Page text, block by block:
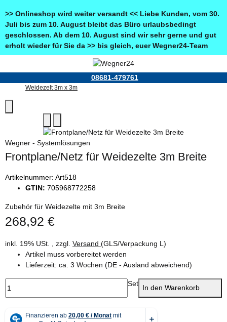
>> Onlineshop wird weiter versandt << Liebe Kunden, vom 30.
Juli bis zum 10. August bleibt das Büro urlaubsbedingt
geschlossen. Ab dem 10. August sind wir sehr gerne und gut
erholt wieder für Sie da >> bis gleich, euer Wegner24-Team
08681-479761
Weidezelt 3m x 3m
Wegner - Systemlösungen
Frontplane/Netz für Weidezelte 3m Breite
Artikelnummer: Art518
GTIN: 705968772258
Zubehör für Weidezelte mit 3m Breite
268,92 €
inkl. 19% USt. , zzgl. Versand (GLS/Verpackung L)
Artikel muss vorbereitet werden
Lieferzeit: ca. 3 Wochen (DE - Ausland abweichend)
Set In den Warenkorb